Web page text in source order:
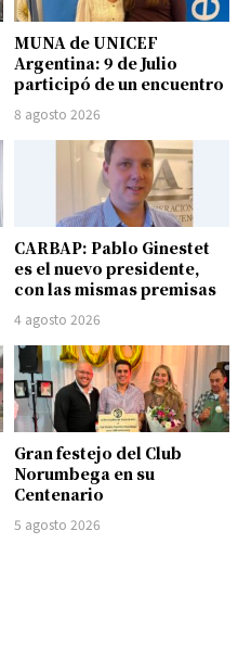
MUNA de UNICEF
Argentina: 9 de Julio
participó de un encuentro
8 agosto 2026
CARBAP: Pablo Ginestet
es el nuevo presidente,
con las mismas premisas
4 agosto 2026
Gran festejo del Club
Norumbega en su
Centenario
5 agosto 2026